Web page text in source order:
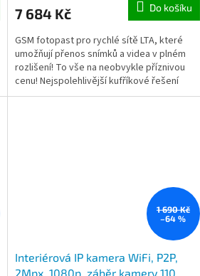
7 684 Kč Do košíku
GSM fotopast pro rychlé sítě LTA, které
umožňují přenos snímků a videa v plném
rozlišení! To vše na neobvykle příznivou
cenu! Nejspolehlivější kufříkové řešení
chránící baterie,...
1 690 Kč
–64 %
Interiérová IP kamera WiFi, P2P,
2Mpx, 1080p, záběr kamery 110